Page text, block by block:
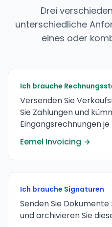
Drei
unterschiedliche
eines oder
Ich brauche
Versenden Sie
Sie Zahlungen und
Eingangsrechnungen
Eemel Invoicing
Ich brauche Signaturen
Senden Sie
und archivieren Sie